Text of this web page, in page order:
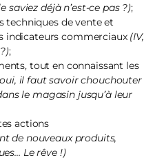
saviez déjà n’est-ce pas ?);
de vente et
indicateurs commerciaux (IV,
;
tout en connaissant les
il faut savoir chouchouter
le magasin jusqu’à leur
actions
de nouveaux produits,
Le rêve !)